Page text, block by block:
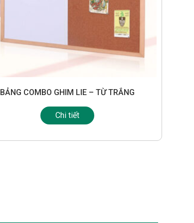
BẢNG COMBO GHIM LIE – TỪ TRẮNG
Chi tiết